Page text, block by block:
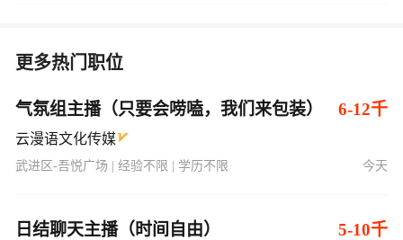
更多热门职位
气氛组主播（只要会唠嗑，我们来包装） 6-12千
云漫语文化传媒
武进区-吾悦广场 | 经验不限 | 学历不限 今天
日结聊天主播（时间自由） 5-10千